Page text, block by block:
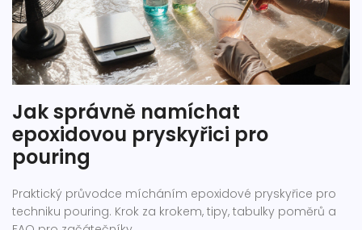
Jak správně namíchat
epoxidovou pryskyřici pro
pouring
Praktický průvodce mícháním epoxidové pryskyřice pro
techniku pouring. Krok za krokem, tipy, tabulky poměrů a